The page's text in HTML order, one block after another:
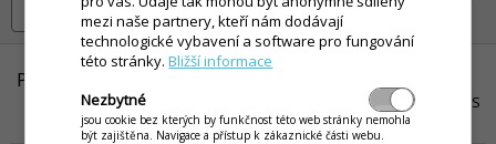
POS Manažer - konfigurace displeje
V návodu je popsáno, jak nakonfigurovat displej v aplikaci iKelp POS
Manažer.Víc...
mezi naše partnery, kteří nám dodávají
technologické vybavení a software pro fungování
této stránky.Bližší informace
Nezbytné
jsou cookie bez kterých by funkčnost této web stránky nemohla
být zajištěna. Navigace a přístup k zákaznické části webu.